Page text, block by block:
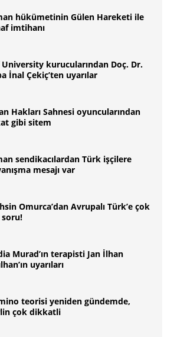
hükümetinin Gülen Hareketi ile
imtihanı
kurucularından Doç. Dr.
İnal Çekiç’ten uyarılar
Hakları Sahnesi oyuncularından
gibi sitem
sendikacılardan Türk işçilere
mesajı var
Omurca’dan Avrupalı Türk’e çok
Murad’ın terapisti Jan İlhan
uyarıları
teorisi yeniden gündemde,
çok dikkatli